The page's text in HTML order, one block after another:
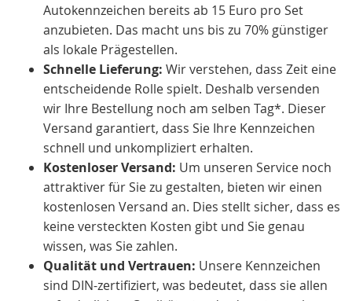
Autokennzeichen bereits ab 15 Euro pro Set
anzubieten. Das macht uns bis zu 70% günstiger
als lokale Prägestellen.
Schnelle Lieferung: Wir verstehen, dass Zeit eine
entscheidende Rolle spielt. Deshalb versenden
wir Ihre Bestellung noch am selben Tag*. Dieser
Versand garantiert, dass Sie Ihre Kennzeichen
schnell und unkompliziert erhalten.
Kostenloser Versand: Um unseren Service noch
attraktiver für Sie zu gestalten, bieten wir einen
kostenlosen Versand an. Dies stellt sicher, dass es
keine versteckten Kosten gibt und Sie genau
wissen, was Sie zahlen.
Qualität und Vertrauen: Unsere Kennzeichen
sind DIN-zertifiziert, was bedeutet, dass sie allen